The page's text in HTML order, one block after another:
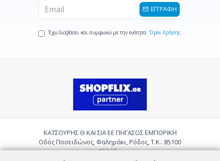
ΕΓΓΡΑΦΗ
Έχω διαβάσει και συμφωνώ με την ενότητα Όροι Χρήσης
ΚΑΤΣΟΥΡΗΣ Θ ΚΑΙ ΣΙΑ ΕΕ ΠΗΓΑΣΟΣ ΕΜΠΟΡΙΚΗ
Οδός Ποσειδώνος, Φαληράκι, Ρόδος, Τ.Κ.: 85100
Ελλάδα